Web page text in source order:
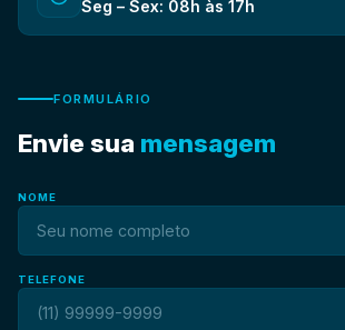
Seg – Sex: 08h às 17h
FORMULÁRIO
Envie sua mensagem
NOME
TELEFONE